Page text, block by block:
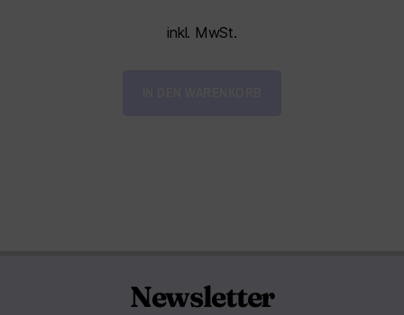
inkl. MwSt.
Newsletter